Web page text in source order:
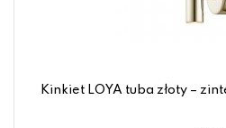
Kinkiet LOYA tuba złoty –